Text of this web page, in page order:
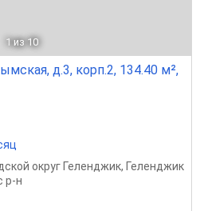
1 из 10
д.3, корп.2, 134.40 м²,
округ Геленджик, Геленджик
р-н